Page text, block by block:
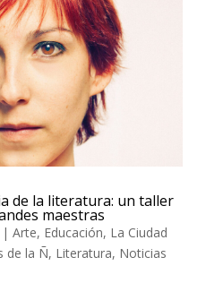
de la literatura: un taller
maestras
| Arte, Educación, La Ciudad
de la Ñ, Literatura, Noticias